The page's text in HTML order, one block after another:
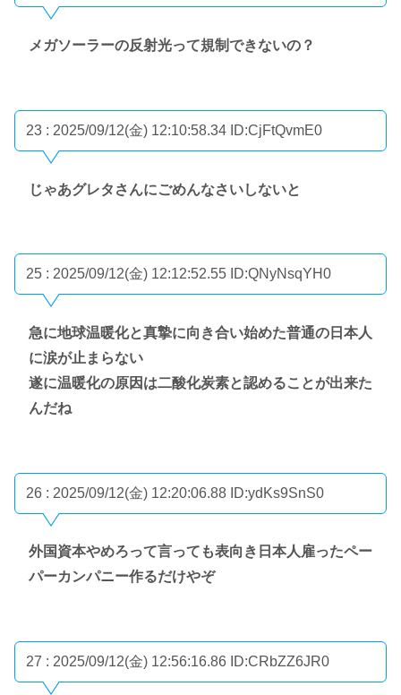
メガソーラーの反射光って規制できないの？
23 : 2025/09/12(金) 12:10:58.34 ID:CjFtQvmE0
じゃあグレタさんにごめんなさいしないと
25 : 2025/09/12(金) 12:12:52.55 ID:QNyNsqYH0
急に地球温暖化と真摯に向き合い始めた普通の日本人
に涙が止まらない
遂に温暖化の原因は二酸化炭素と認めることが出来た
んだね
26 : 2025/09/12(金) 12:20:06.88 ID:ydKs9SnS0
外国資本やめろって言っても表向き日本人雇ったペー
パーカンパニー作るだけやぞ
27 : 2025/09/12(金) 12:56:16.86 ID:CRbZZ6JR0